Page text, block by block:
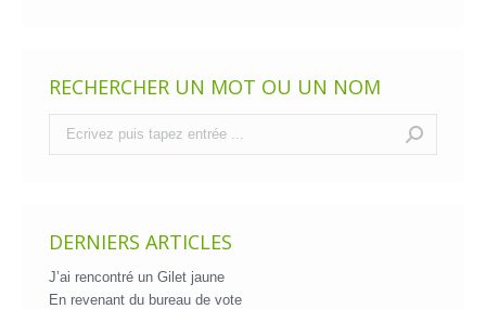
RECHERCHER UN MOT OU UN NOM
DERNIERS ARTICLES
J’ai rencontré un Gilet jaune
En revenant du bureau de vote